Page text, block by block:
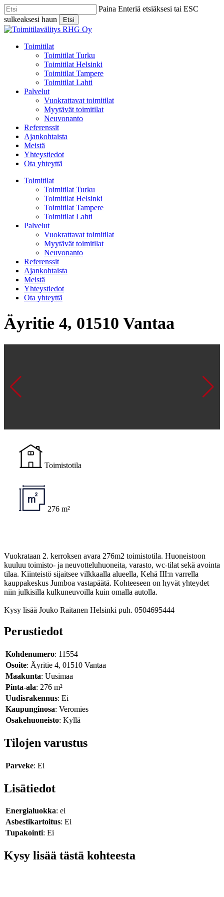
Skip
to
main
content
Paina Enteriä etsiäksesi tai ESC
sulkeaksesi haun
Etsi
Close
Menu
Toimitilat
Toimitilat Turku
Toimitilat Helsinki
Toimitilat Tampere
Toimitilat Lahti
Palvelut
Vuokrattavat toimitilat
Myytävät toimitilat
Neuvonanto
Referenssit
Ajankohtaista
Meistä
Yhteystiedot
Ota yhteyttä
Toimitilat
Toimitilat Turku
Toimitilat Helsinki
Toimitilat Tampere
Toimitilat Lahti
Palvelut
Vuokrattavat toimitilat
Myytävät toimitilat
Neuvonanto
Referenssit
Ajankohtaista
Meistä
Yhteystiedot
Ota yhteyttä
Äyritie 4, 01510 Vantaa
Toimistotila
276 m²
Vuokrataan 2. kerroksen avara 276m2 toimistotila. Huoneistoon
kuuluu toimisto- ja neuvotteluhuoneita, varasto, wc-tilat sekä avointa
tilaa. Kiinteistö sijaitsee vilkkaalla alueella, Kehä III:n varrella
kauppakeskus Jumboa vastapäätä. Kohteeseen on hyvät yhteydet
niin julkisilla kulkuneuvoilla kuin omalla autolla.
Kysy lisää Jouko Raitanen Helsinki puh. 0504695444
Perustiedot
Kohdenumero: 11554
Osoite: Äyritie 4, 01510 Vantaa
Maakunta: Uusimaa
Pinta-ala: 276 m²
Uudisrakennus: Ei
Kaupunginosa: Veromies
Osakehuoneisto: Kyllä
Tilojen varustus
Parveke: Ei
Lisätiedot
Energialuokka: ei
Asbestikartoitus: Ei
Tupakointi: Ei
Kysy lisää tästä kohteesta